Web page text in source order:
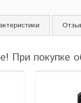
При покупке